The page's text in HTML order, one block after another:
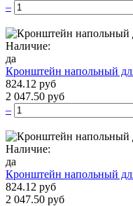
–
Наличие:
да
Кронштейн напольный
824.12 руб
2 047.50 руб
–
Наличие:
да
Кронштейн напольный
824.12 руб
2 047.50 руб